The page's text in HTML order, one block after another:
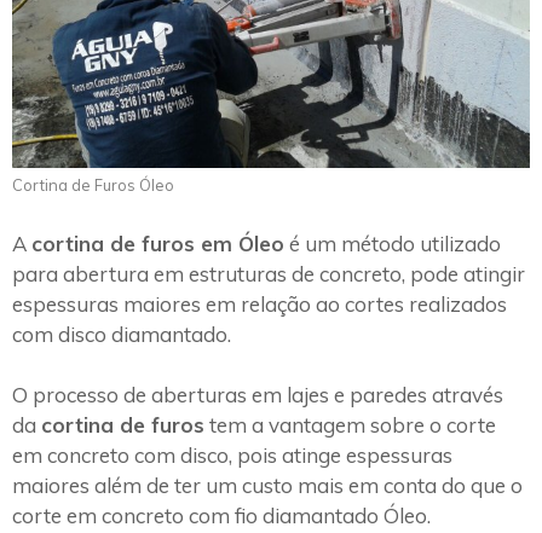
Cortina de Furos Óleo
A cortina de furos em Óleo é um método utilizado
para abertura em estruturas de concreto, pode atingir
espessuras maiores em relação ao cortes realizados
com disco diamantado.
O processo de aberturas em lajes e paredes através
da cortina de furos tem a vantagem sobre o corte
em concreto com disco, pois atinge espessuras
maiores além de ter um custo mais em conta do que o
corte em concreto com fio diamantado Óleo.